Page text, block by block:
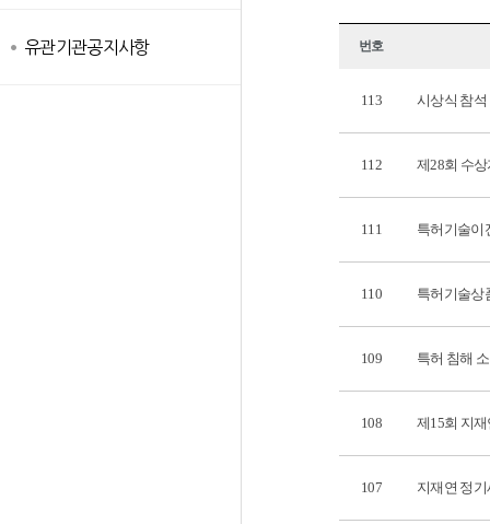
유관기관공지사항 번호
113 시상식 참석
112 제28회 수
111 특허기술이
110 특허기술상
109 특허 침해
108 제15회 지
107 지재연 정